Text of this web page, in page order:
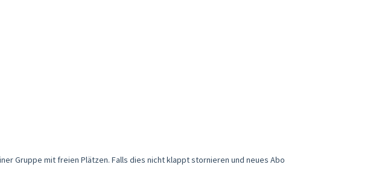
Gruppe mit freien Plätzen. Falls dies nicht klappt stornieren und neues Abo